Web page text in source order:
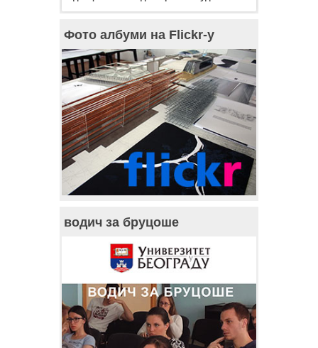
Фото албуми на Flickr-у
водич за бруцоше